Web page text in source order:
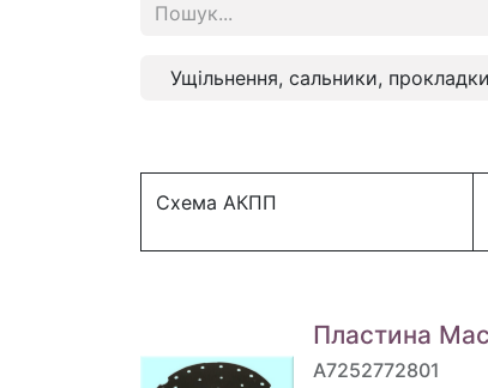
Ущільнення, сальники, прокладки
Схема АКПП
Пластина
A7252772801